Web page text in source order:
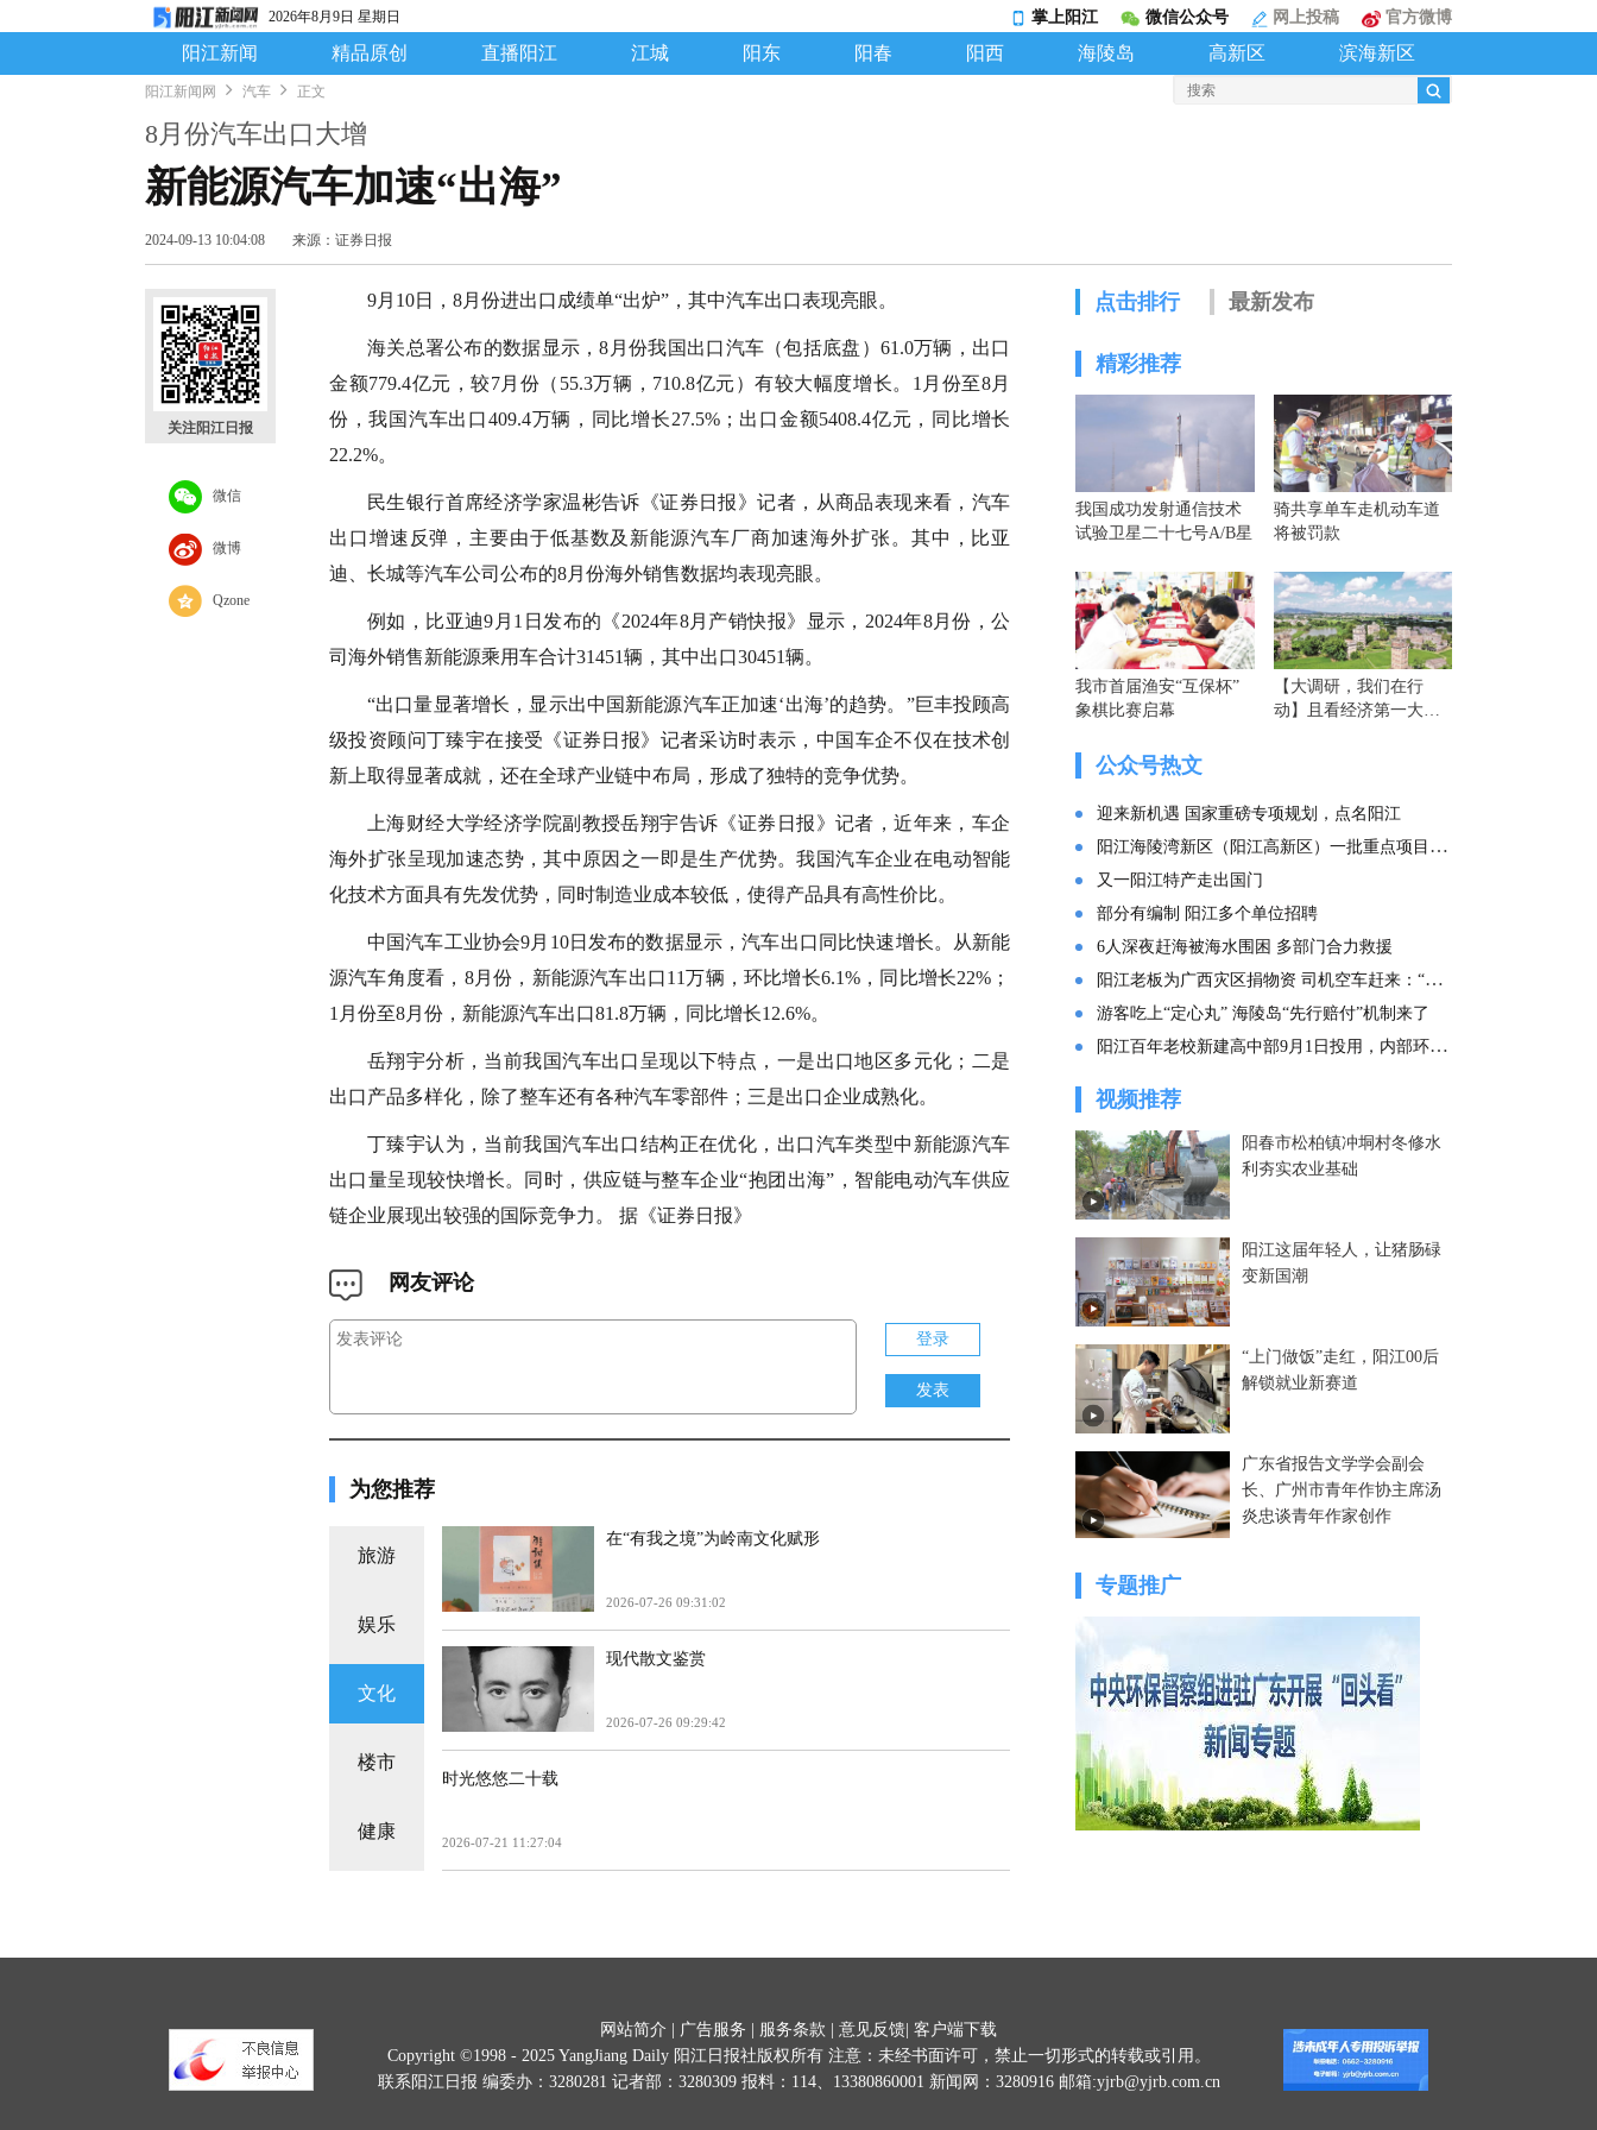
2026年8月9日 星期日 掌上阳江 微信公众号 网上投稿 官方微博
阳江新闻 精品原创 直播阳江 江城 阳东 阳春 阳西 海陵岛 高新区 滨海新区
阳江新闻网 汽车 正文
8月份汽车出口大增
新能源汽车加速“出海”
2024-09-13 10:04:08 来源：证券日报
关注阳江日报
微信
微博
Qzone
9月10日，8月份进出口成绩单“出炉”，其中汽车出口表现亮眼。
海关总署公布的数据显示，8月份我国出口汽车（包括底盘）61.0万辆，出口
金额779.4亿元，较7月份（55.3万辆，710.8亿元）有较大幅度增长。1月份至8月
份，我国汽车出口409.4万辆，同比增长27.5%；出口金额5408.4亿元，同比增长
22.2%。
民生银行首席经济学家温彬告诉《证券日报》记者，从商品表现来看，汽车
出口增速反弹，主要由于低基数及新能源汽车厂商加速海外扩张。其中，比亚
迪、长城等汽车公司公布的8月份海外销售数据均表现亮眼。
例如，比亚迪9月1日发布的《2024年8月产销快报》显示，2024年8月份，公
司海外销售新能源乘用车合计31451辆，其中出口30451辆。
“出口量显著增长，显示出中国新能源汽车正加速‘出海’的趋势。”巨丰投顾高
级投资顾问丁臻宇在接受《证券日报》记者采访时表示，中国车企不仅在技术创
新上取得显著成就，还在全球产业链中布局，形成了独特的竞争优势。
上海财经大学经济学院副教授岳翔宇告诉《证券日报》记者，近年来，车企
海外扩张呈现加速态势，其中原因之一即是生产优势。我国汽车企业在电动智能
化技术方面具有先发优势，同时制造业成本较低，使得产品具有高性价比。
中国汽车工业协会9月10日发布的数据显示，汽车出口同比快速增长。从新能
源汽车角度看，8月份，新能源汽车出口11万辆，环比增长6.1%，同比增长22%；
1月份至8月份，新能源汽车出口81.8万辆，同比增长12.6%。
岳翔宇分析，当前我国汽车出口呈现以下特点，一是出口地区多元化；二是
出口产品多样化，除了整车还有各种汽车零部件；三是出口企业成熟化。
丁臻宇认为，当前我国汽车出口结构正在优化，出口汽车类型中新能源汽车
出口量呈现较快增长。同时，供应链与整车企业“抱团出海”，智能电动汽车供应
链企业展现出较强的国际竞争力。 据《证券日报》
网友评论
登录
发表
为您推荐
旅游
娱乐
文化
楼市
健康
在“有我之境”为岭南文化赋形
2026-07-26 09:31:02
现代散文鉴赏
2026-07-26 09:29:42
时光悠悠二十载
2026-07-21 11:27:04
点击排行 最新发布
精彩推荐
我国成功发射通信技术
试验卫星二十七号A/B星
骑共享单车走机动车道
将被罚款
我市首届渔安“互保杯”
象棋比赛启幕
【大调研，我们在行
动】且看经济第一大省
公众号热文
迎来新机遇 国家重磅专项规划，点名阳江
阳江海陵湾新区（阳江高新区）一批重点项目集中投产
又一阳江特产走出国门
部分有编制 阳江多个单位招聘
6人深夜赶海被海水围困 多部门合力救援
阳江老板为广西灾区捐物资 司机空车赶来：“免费拉！”
游客吃上“定心丸” 海陵岛“先行赔付”机制来了
阳江百年老校新建高中部9月1日投用，内部环境曝光
视频推荐
阳春市松柏镇冲垌村冬修水
利夯实农业基础
阳江这届年轻人，让猪肠碌
变新国潮
“上门做饭”走红，阳江00后
解锁就业新赛道
广东省报告文学学会副会
长、广州市青年作协主席汤
炎忠谈青年作家创作
专题推广
网站简介 广告服务 服务条款 意见反馈 客户端下载
Copyright ©1998 - 2025 YangJiang Daily 阳江日报社版权所有 注意：未经书面许可，禁止一切形式的转载或引用。
联系阳江日报 编委办：3280281 记者部：3280309 报料：114、13380860001 新闻网：3280916 邮箱:yjrb@yjrb.com.cn